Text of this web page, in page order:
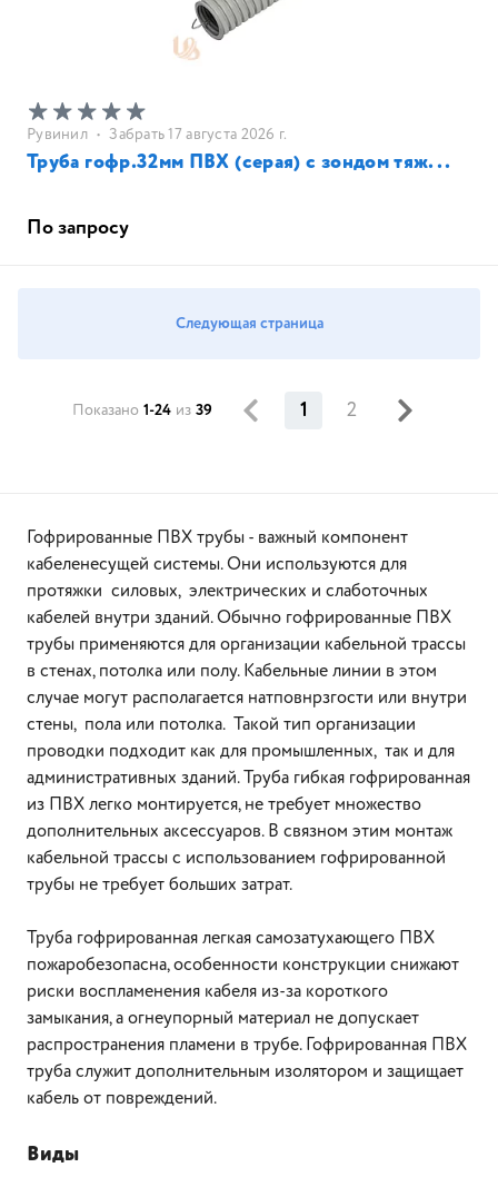
Рувинил • Забрать 17 августа 2026 г.
Труба гофр.32мм ПВХ (серая) с зондом тяж...
По запросу
Следующая страница
Показано 1-24 из 39 1 2
Гофрированные ПВХ трубы - важный компонент
кабеленесущей системы. Они используются для
протяжки силовых, электрических и слаботочных
кабелей внутри зданий. Обычно гофрированные ПВХ
трубы применяются для организации кабельной трассы
в стенах, потолка или полу. Кабельные линии в этом
случае могут располагается натповнрзгости или внутри
стены, пола или потолка. Такой тип организации
проводки подходит как для промышленных, так и для
административных зданий. Труба гибкая гофрированная
из ПВХ легко монтируется, не требует множество
дополнительных аксессуаров. В связном этим монтаж
кабельной трассы с использованием гофрированной
трубы не требует больших затрат.
Труба гофрированная легкая самозатухающего ПВХ
пожаробезопасна, особенности конструкции снижают
риски воспламенения кабеля из-за короткого
замыкания, а огнеупорный материал не допускает
распространения пламени в трубе. Гофрированная ПВХ
труба служит дополнительным изолятором и защищает
кабель от повреждений.
Виды